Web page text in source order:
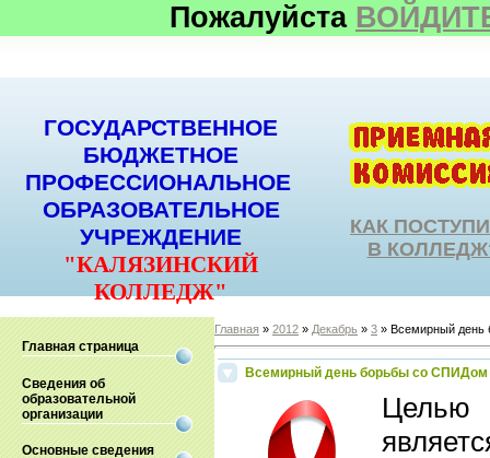
Пожалуйста
ГОСУДАРСТВЕННОЕ
БЮДЖЕТНОЕ
ПРОФЕССИОНАЛЬНОЕ
ОБРАЗОВАТЕЛЬНОЕ
УЧРЕЖДЕНИЕ
"КАЛЯЗИНСКИЙ
КОЛЛЕДЖ"
КАК
В
Главная страница
Сведения об
образовательной
организации
Основные сведения
Главная » 2012 » Декабрь » 3 » Всемирный
Всемирный день борьбы со СПИДом